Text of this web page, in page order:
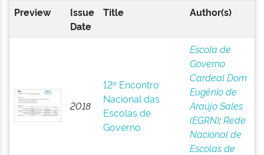
Preview
Issue
Date
Title Author(s)
2018
12º Encontro
Nacional das
Escolas de
Governo
Escola de
Governo
Cardeal Dom
Eugênio de
Araújo Sales
(EGRN);Rede
Nacional de
Escolas de